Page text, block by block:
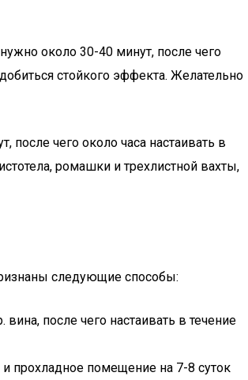
около 30-40 минут, после чего
стойкого эффекта. Желательно
чего около часа настаивать в
ромашки и трехлистной вахты,
следующие способы:
после чего настаивать в течение
прохладное помещение на 7-8 суток